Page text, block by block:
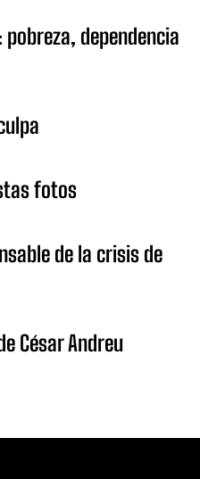
pobreza, dependencia
fotos
de la crisis de
César Andreu